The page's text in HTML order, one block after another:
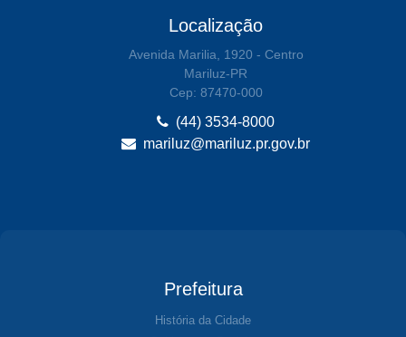
Localização
Avenida Marilia, 1920 - Centro
Mariluz-PR
Cep: 87470-000
(44) 3534-8000
mariluz@mariluz.pr.gov.br
Prefeitura
História da Cidade